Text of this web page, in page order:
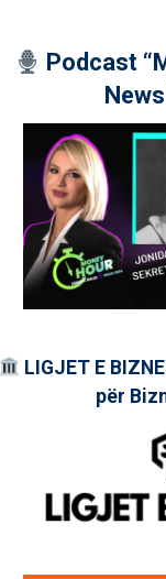
Podcast
LIGJET E
për